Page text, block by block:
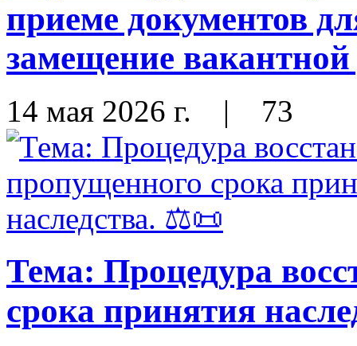
приеме документов
замещение
14 мая 2026 г. | 73
Тема: Процедура
срока принятия